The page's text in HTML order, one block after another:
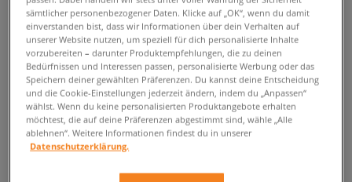
ZURÜCK ZUM SHOP
Aktuell schaust du:Puma RS-2K Internet Exploring Sneaker✔️
Herren
sämtlicher personenbezogener Daten. Klicke auf „OK“, wenn du damit
einverstanden bist, dass wir Informationen über dein Verhalten auf
unserer Website nutzen, um speziell für dich personalisierte Inhalte
vorzubereiten – darunter Produktempfehlungen, die zu deinen
Bedürfnissen und Interessen passen, personalisierte Werbung oder das
Speichern deiner gewählten Präferenzen. Du kannst deine Entscheidung
und die Cookie-Einstellungen jederzeit ändern, indem du „Anpassen“
wählst. Wenn du keine personalisierten Produktangebote erhalten
möchtest, die auf deine Präferenzen abgestimmt sind, wähle „Alle
ablehnen“. Weitere Informationen findest du in unserer
Datenschutzerklärung.